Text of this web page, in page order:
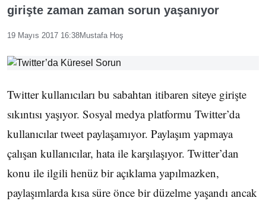
girişte zaman zaman sorun yaşanıyor
19 Mayıs 2017 16:38Mustafa Hoş
Twitter kullanıcıları bu sabahtan itibaren siteye girişte
sıkıntısı yaşıyor. Sosyal medya platformu Twitter’da
kullanıcılar tweet paylaşamıyor. Paylaşım yapmaya
çalışan kullanıcılar, hata ile karşılaşıyor. Twitter’dan
konu ile ilgili henüz bir açıklama yapılmazken,
paylaşımlarda kısa süre önce bir düzelme yaşandı ancak